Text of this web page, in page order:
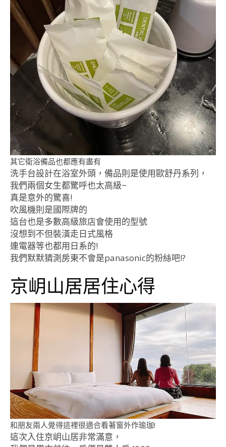
其它衛浴備品也都應有盡有
洗手台設計在浴室外頭，備品則是使用歐舒丹系列，
我們兩個女生都驚呼也太高級~
真是意外的驚喜!
吹風機則是國際牌的
這台也是多數高級旅店會使用的型號
沒想到不但裝潢走日式風格
連電器等也都用日系的!
我們默默猜測房東不會是panasonic的粉絲吧!?
京岄山居居住心得
和朋友兩人覺得這裡很適合看著窗外作瑜珈!
這次入住京岄山居非常滿意，